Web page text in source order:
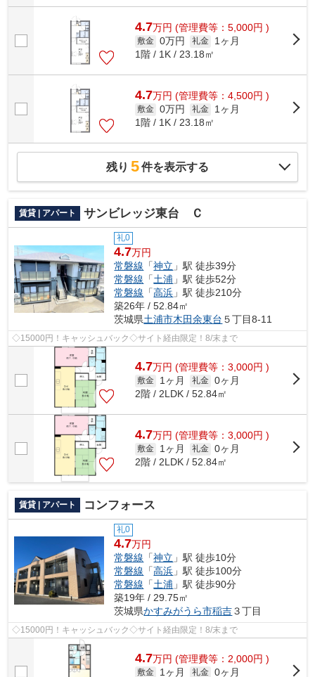
4.7万円 (管理費等：5,000円 )
敷金 0万円 礼金
1ヶ月
1階 / 1K / 23.18㎡
4.7万円 (管理費等：4,500円 )
敷金 0万円 礼金
1ヶ月
1階 / 1K / 23.18㎡
残り 5件を表示する
賃貸 | アパート サンビレッジ東台 Ｃ
礼0
4.7万円
常磐線 「神立 」駅 徒歩39分
常磐線 「土浦 」駅 徒歩52分
常磐線 「高浜 」駅 徒歩210分
築26年 / 52.84㎡
茨城県土浦市木田余東台 ５丁目8-11
◇15000円！キャッシュバック◇サイト経由限定！8/末まで
4.7万円 (管理費等：3,000円 )
敷金 1ヶ月 礼金 0ヶ月
2階 / 2LDK / 52.84㎡
4.7万円 (管理費等：3,000円 )
敷金 1ヶ月 礼金 0ヶ月
2階 / 2LDK / 52.84㎡
賃貸 | アパート コンフォース
礼0
4.7万円
常磐線 「神立 」駅 徒歩10分
常磐線 「高浜 」駅 徒歩100分
常磐線 「土浦 」駅 徒歩90分
築19年 / 29.75㎡
茨城県かすみがうら市稲吉３丁目
◇15000円！キャッシュバック◇サイト経由限定！8/末まで
4.7万円 (管理費等：2,000円 )
敷金 1ヶ月 礼金 0ヶ月